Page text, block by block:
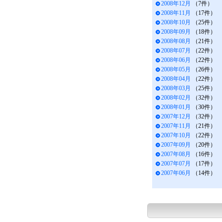
2008年12月
（7件）
2008年11月
（17件）
2008年10月
（25件）
2008年09月
（18件）
2008年08月
（21件）
2008年07月
（22件）
2008年06月
（22件）
2008年05月
（26件）
2008年04月
（22件）
2008年03月
（25件）
2008年02月
（32件）
2008年01月
（30件）
2007年12月
（32件）
2007年11月
（21件）
2007年10月
（22件）
2007年09月
（20件）
2007年08月
（16件）
2007年07月
（17件）
2007年06月
（14件）